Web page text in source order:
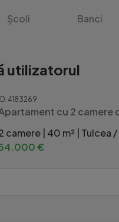
Școli Banci
utilizatorul
ID: 4183269
cu 2 camere
camere | 40 m² | Tulcea
€